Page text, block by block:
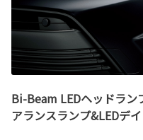
Bi-Beam LEDヘッドラン
アランスランプ&LEDデ